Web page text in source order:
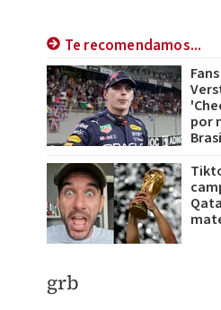
Te recomendamos...
por
grb